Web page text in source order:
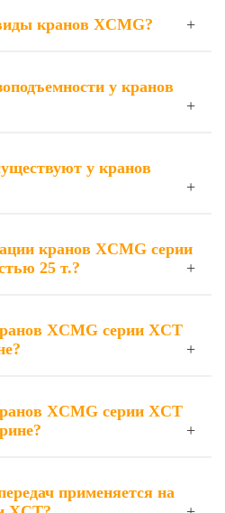
кранов XCMG?
у кранов
у кранов
кранов XCMG серии
25 т.?
XCMG серии XCT
XCMG серии XCT
применяется на